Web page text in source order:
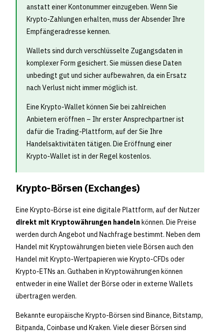
anstatt einer Kontonummer einzugeben. Wenn Sie
Krypto-Zahlungen erhalten, muss der Absender Ihre
Empfängeradresse kennen.
Wallets sind durch verschlüsselte Zugangsdaten in
komplexer Form gesichert. Sie müssen diese Daten
unbedingt gut und sicher aufbewahren, da ein Ersatz
nach Verlust nicht immer möglich ist.
Eine Krypto-Wallet können Sie bei zahlreichen
Anbietern eröffnen – Ihr erster Ansprechpartner ist
dafür die Trading-Plattform, auf der Sie Ihre
Handelsaktivitäten tätigen. Die Eröffnung einer
Krypto-Wallet ist in der Regel kostenlos.
Krypto-Börsen (Exchanges)
Eine Krypto-Börse ist eine digitale Plattform, auf der Nutzer
direkt mit Kryptowährungen handelnkönnen. Die Preise
werden durch Angebot und Nachfrage bestimmt. Neben dem
Handel mit Kryptowährungen bieten viele Börsen auch den
Handel mit Krypto-Wertpapieren wie Krypto-CFDs oder
Krypto-ETNs an. Guthaben in Kryptowährungen können
entweder in eine Wallet der Börse oder in externe Wallets
übertragen werden.
Bekannte europäische Krypto-Börsen sind Binance, Bitstamp,
Bitpanda, Coinbase und Kraken. Viele dieser Börsen sind